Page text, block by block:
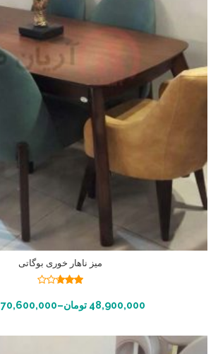
میز ناهار خوری بوگاتی
از 5
48,900,000 تومان–
70,600,000انتخاب گزینه ها